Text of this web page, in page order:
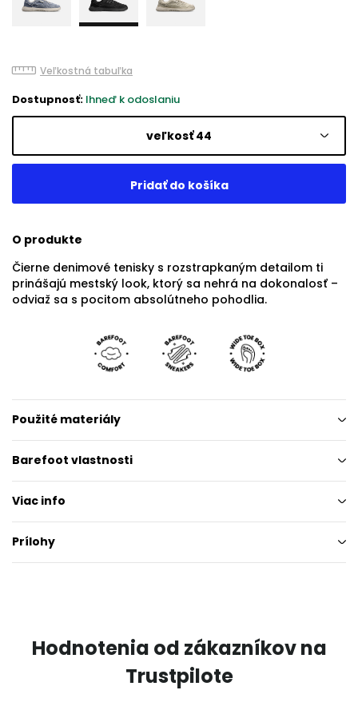
Veľkostná tabuľka
Dostupnosť: Ihneď k odoslaniu
veľkosť 44
O produkte
Čierne denimové tenisky s rozstrapkaným detailom ti
prinášajú mestský look, ktorý sa nehrá na dokonalosť –
odviaž sa s pocitom absolútneho pohodlia.
Použité materiály
Barefoot vlastnosti
Viac info
Prílohy
Hodnotenia od zákazníkov na
Trustpilote